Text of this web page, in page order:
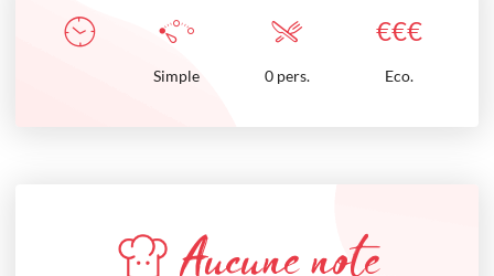
€€€
Simple 0 pers. Eco.
Aucune note